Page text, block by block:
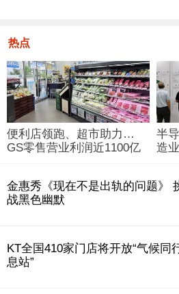
热点
便利店领跑、超市助力…
GS零售营业利润近1100亿
半
造
金惠秀《现在不是出轨的问题》
战黑色幽默
KT全国410家门店将开放“气候同
息站”